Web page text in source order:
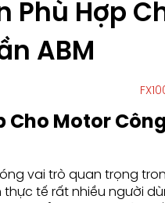
Phù Hợp
ABM
Cho Motor
vai trò quan trọng
thực tế rất nhiều người